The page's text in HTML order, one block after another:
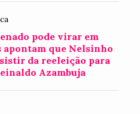
pode virar em
apontam que Nelsinho
da reeleição para
Azambuja